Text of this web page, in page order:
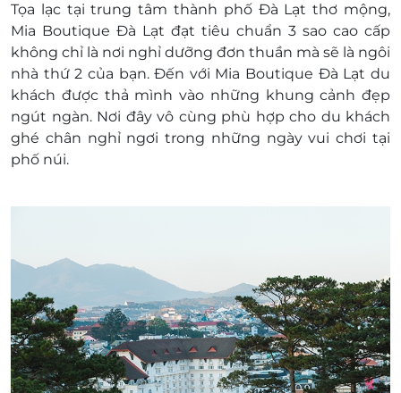
Hai trẻ em dưới 06 tuổi ở khi sử dụng chung
giường với người lớn.
Trẻ em từ 6 – dưới 12 tuổi: Phụ thu tại khách
sạn.
Trẻ em từ 12 tuổi: Phụ thu tại khách sạn
Phụ thu (có thêm/ bớt tùy thực tế):
Giường phụ: Không
Phụ thu phòng đơn: Không
Phụ thu cuối tuần thứ 6, thứ 7: 100.000
Nâng hạng phòng:
Deluxe Balcony phụ thu 100.000 đồng/ đêm.
Suite Double/ Twin phụ thu 300.000 đồng/
đêm.
Ngày Lễ/ tết/ giai đoạn cao điểm : Không áp
dụng phiếu.
Khách nước ngoài: Không phụ thu
Tọa lạc tại trung tâm thành phố Đà Lạt thơ mộng,
Mia Boutique Đà Lạt đạt tiêu chuẩn 3 sao cao cấp
không chỉ là nơi nghỉ dưỡng đơn thuần mà sẽ là ngôi
nhà thứ 2 của bạn. Đến với Mia Boutique Đà Lạt du
khách được thả mình vào những khung cảnh đẹp
ngút ngàn. Nơi đây vô cùng phù hợp cho du khách
ghé chân nghỉ ngơi trong những ngày vui chơi tại
phố núi.